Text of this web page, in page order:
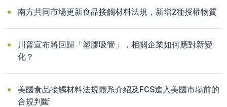
南方共同市場更新食品接觸材料法規，新增2種授權物質
川普宣布將回歸「塑膠吸管」，相關企業如何應對新變
化？
美國食品接觸材料法規體系介紹及FCS進入美國市場前的
合規判斷